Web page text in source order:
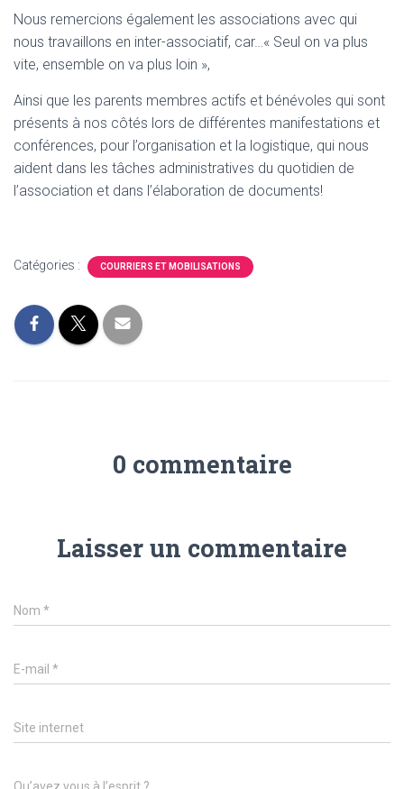
Nous remercions également les associations avec qui
nous travaillons en inter-associatif, car…« Seul on va plus
vite, ensemble on va plus loin »,
Ainsi que les parents membres actifs et bénévoles qui sont
présents à nos côtés lors de différentes manifestations et
conférences, pour l’organisation et la logistique, qui nous
aident dans les tâches administratives du quotidien de
l’association et dans l’élaboration de documents!
Catégories : COURRIERS ET MOBILISATIONS
0 commentaire
Laisser un commentaire
Nom *
E-mail *
Site internet